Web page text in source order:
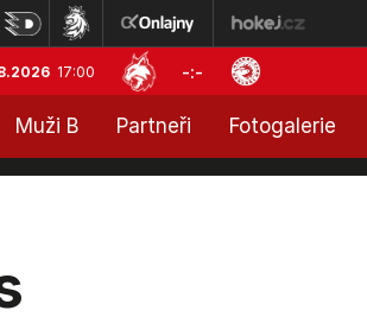
17:00 -:-
Muži B Partneři Fotogalerie